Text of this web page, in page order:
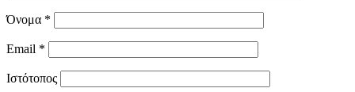
Όνομα *
Email *
Ιστότοπος